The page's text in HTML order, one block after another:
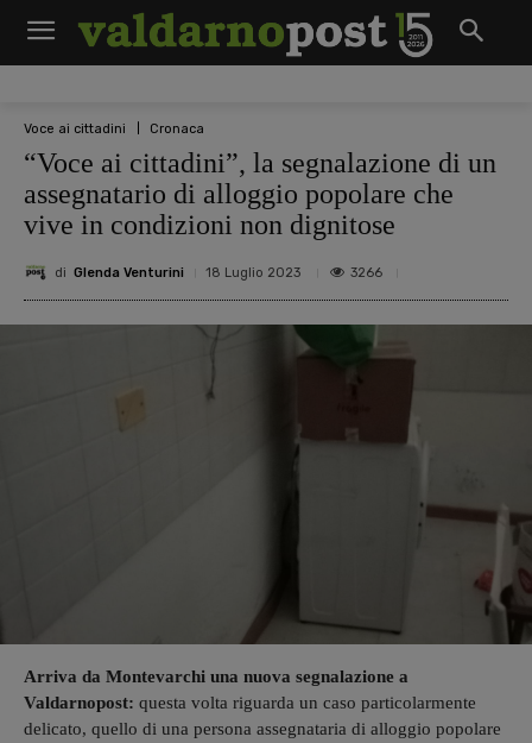
Voce ai cittadini Cronaca
“Voce ai cittadini”, la segnalazione di un
assegnatario di alloggio popolare che
vive in condizioni non dignitose
di Glenda Venturini 18 Luglio 2023 3266
Arriva da Montevarchi una nuova segnalazione a
Valdarnopost: questa volta riguarda un caso particolarmente
delicato, quello di una persona assegnataria di alloggio popolare